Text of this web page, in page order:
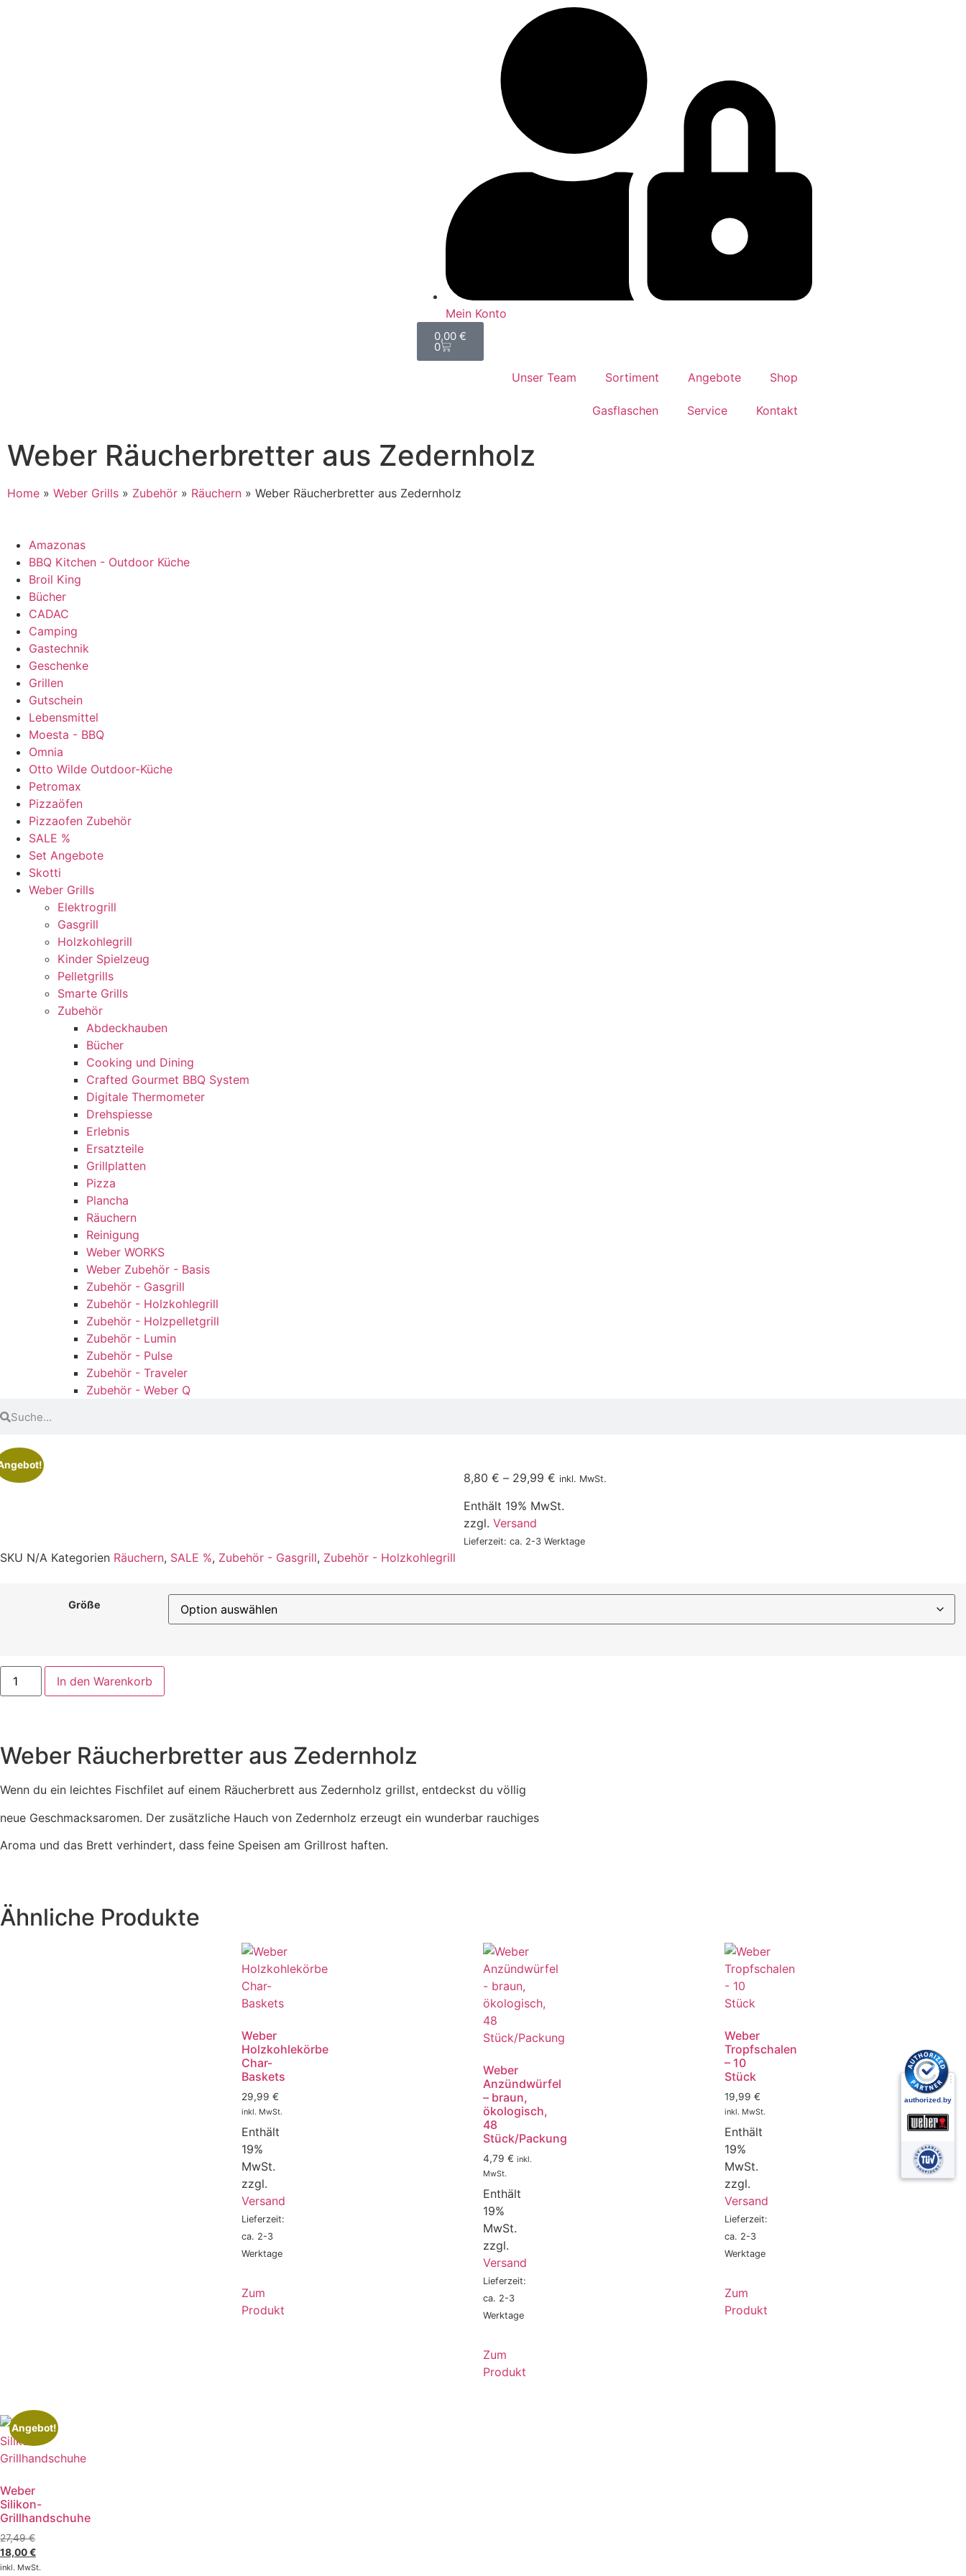
Mein Konto
0,00 €
0
Unser Team Sortiment Angebote Shop
Gasflaschen Service Kontakt
Weber Räucherbretter aus Zedernholz
Home » Weber Grills » Zubehör » Räuchern » Weber Räucherbretter aus Zedernholz
Amazonas
BBQ Kitchen - Outdoor Küche
Broil King
Bücher
CADAC
Camping
Gastechnik
Geschenke
Grillen
Gutschein
Lebensmittel
Moesta - BBQ
Omnia
Otto Wilde Outdoor-Küche
Petromax
Pizzaöfen
Pizzaofen Zubehör
SALE %
Set Angebote
Skotti
Weber Grills
Elektrogrill
Gasgrill
Holzkohlegrill
Kinder Spielzeug
Pelletgrills
Smarte Grills
Zubehör
Abdeckhauben
Bücher
Cooking und Dining
Crafted Gourmet BBQ System
Digitale Thermometer
Drehspiesse
Erlebnis
Ersatzteile
Grillplatten
Pizza
Plancha
Räuchern
Reinigung
Weber WORKS
Weber Zubehör - Basis
Zubehör - Gasgrill
Zubehör - Holzkohlegrill
Zubehör - Holzpelletgrill
Zubehör - Lumin
Zubehör - Pulse
Zubehör - Traveler
Zubehör - Weber Q
8,80€ – 29,99€ inkl. MwSt.
Enthält 19% MwSt.
zzgl.Versand
Lieferzeit: ca. 2-3 Werktage
SKU N/A Kategorien Räuchern, SALE %, Zubehör - Gasgrill, Zubehör - Holzkohlegrill
Größe
In den Warenkorb
Weber Räucherbretter aus Zedernholz
Wenn du ein leichtes Fischfilet auf einem Räucherbrett aus Zedernholz grillst, entdeckst du völlig
neue Geschmacksaromen. Der zusätzliche Hauch von Zedernholz erzeugt ein wunderbar rauchiges
Aroma und das Brett verhindert, dass feine Speisen am Grillrost haften.
Ähnliche Produkte
Weber
Holzkohlekörbe
Char-
Baskets
29,99 €
inkl. MwSt.
Enthält
19%
MwSt.
zzgl.
Versand
Lieferzeit:
ca. 2-3
Werktage
Zum
Produkt
Weber
Anzündwürfel
– braun,
ökologisch,
48
Stück/Packung
4,79 € inkl.
MwSt.
Enthält
19%
MwSt.
zzgl.
Versand
Lieferzeit:
ca. 2-3
Werktage
Zum
Produkt
Weber
Tropfschalen
– 10
Stück
19,99 €
inkl. MwSt.
Enthält
19%
MwSt.
zzgl.
Versand
Lieferzeit:
ca. 2-3
Werktage
Zum
Produkt
Angebot!
Weber
Silikon-
Grillhandschuhe
27,49€
18,00€
inkl. MwSt.